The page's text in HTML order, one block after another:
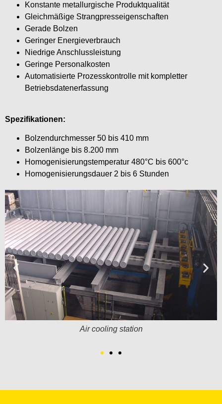
Konstante metallurgische Produktqualität
Gleichmäßige Strangpresseigenschaften
Gerade Bolzen
Geringer Energieverbrauch
Niedrige Anschlussleistung
Geringe Personalkosten
Automatisierte Prozesskontrolle mit kompletter
Betriebsdatenerfassung
Spezifikationen:
Bolzendurchmesser 50 bis 410 mm
Bolzenlänge bis 8.200 mm
Homogenisierungstemperatur 480°C bis 600°c
Homogenisierungsdauer 2 bis 6 Stunden
Air cooling station